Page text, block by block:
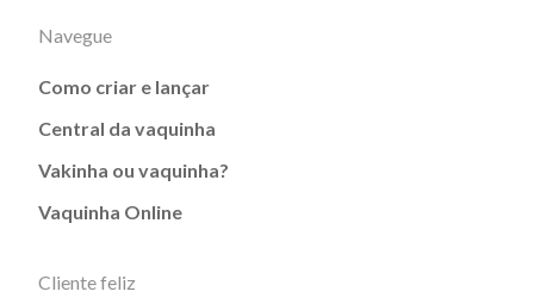
Navegue
Como criar e lançar
Central da vaquinha
Vakinha ou vaquinha?
Vaquinha Online
Cliente feliz